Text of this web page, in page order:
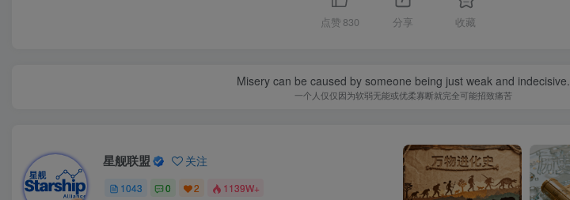
点赞 830 分享 收藏
Misery can be caused by someone being just weak and indecisive.
一个人仅仅因为软弱无能或优柔寡断就完全可能招致痛苦
星舰联盟 关注
1043 0 2 1139W+